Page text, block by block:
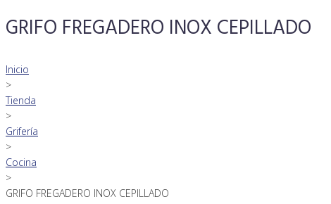
GRIFO FREGADERO INOX CEPILLADO
Inicio
>
Tienda
>
Grifería
>
Cocina
>
GRIFO FREGADERO INOX CEPILLADO